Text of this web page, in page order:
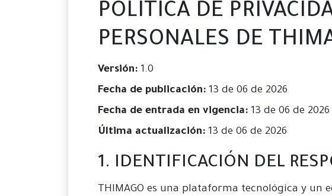
POLÍTICA DE
PERSONALES DE
Versión: 1.0
Fecha de publicación: 13 de 06 de 2026
Fecha de entrada en vigencia: 13 de 06 de 2026
Última actualización: 13 de 06 de 2026
1. IDENTIFICACIÓN DEL
THIMAGO es una plataforma tecnológica y